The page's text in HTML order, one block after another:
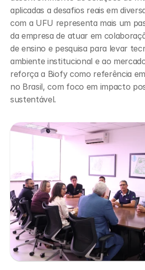
aplicadas a desafios reais em
com a UFU representa mais um
da empresa de atuar em
de ensino e pesquisa para levar
ambiente institucional e ao
reforça a Biofy como referência
no Brasil, com foco em impacto
sustentável.